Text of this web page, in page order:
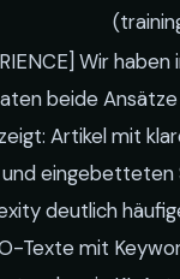
Wir haben
beide
Artikel mit
eingebetteten
deutlich
Texte mit